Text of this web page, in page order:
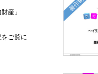
産」
ご覧に